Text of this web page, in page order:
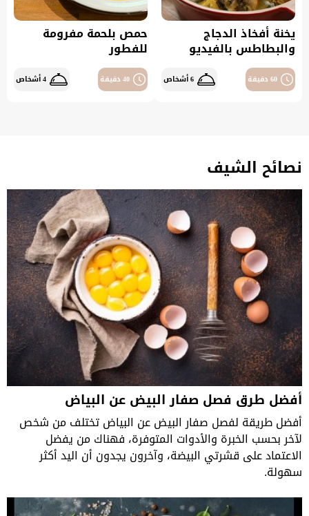
يخنة أفخاذ الدجاج
والبطاطس بالفيديو
60 دقيقة 6 أشخاص
حمص بلحمة مفرومة
للفطور
40 دقيقة 4 أشخاص
نصائح الشيف
أفضل طرق فصل صفار البيض عن البياض
أفضل طريقة لفصل صفار البيض عن البياض تختلف من شخص
لآخر بحسب الخبرة والأدوات المتوفرة، فهناك من يفضل
الاعتماد على قشرتي البيضة، وآخرون يجدون أن اليد أكثر
سهولة.